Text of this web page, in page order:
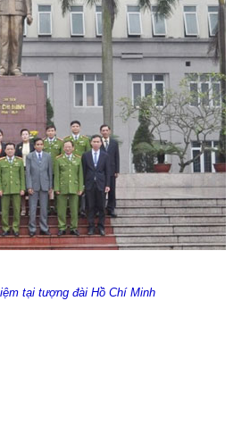
tại tượng đài Hồ Chí Minh